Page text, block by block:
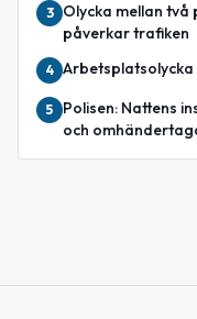
3
Olycka mellan
påverkar trafiken
4 Arbetsplatsolycka
5
Polisen: Nattens
och